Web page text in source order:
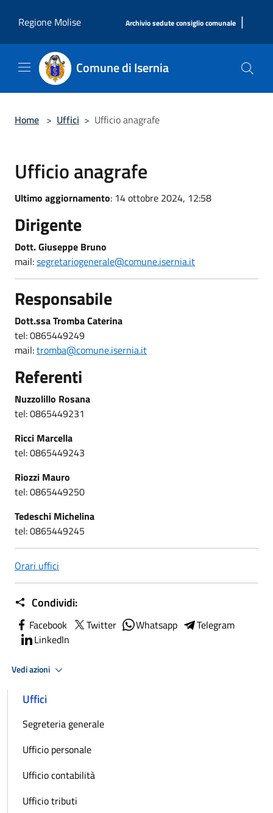
Regione Molise
Archivio sedute consiglio comunale |
Comune di Isernia
Home > Uffici > Ufficio anagrafe
Ufficio anagrafe
Ultimo aggiornamento: 14 ottobre 2024, 12:58
Dirigente
Dott. Giuseppe Bruno
mail:segretariogenerale@comune.isernia.it
Responsabile
Dott.ssa Tromba Caterina
tel: 0865449249
mail:tromba@comune.isernia.it
Referenti
Nuzzolillo Rosana
tel: 0865449231
Ricci Marcella
tel: 0865449243
Riozzi Mauro
tel: 0865449250
Tedeschi Michelina
tel: 0865449245
Orari uffici
Condividi:
Facebook Twitter Whatsapp
Telegram
LinkedIn
Vedi azioni
Uffici
Segreteria generale
Ufficio personale
Ufficio contabilità
Ufficio tributi